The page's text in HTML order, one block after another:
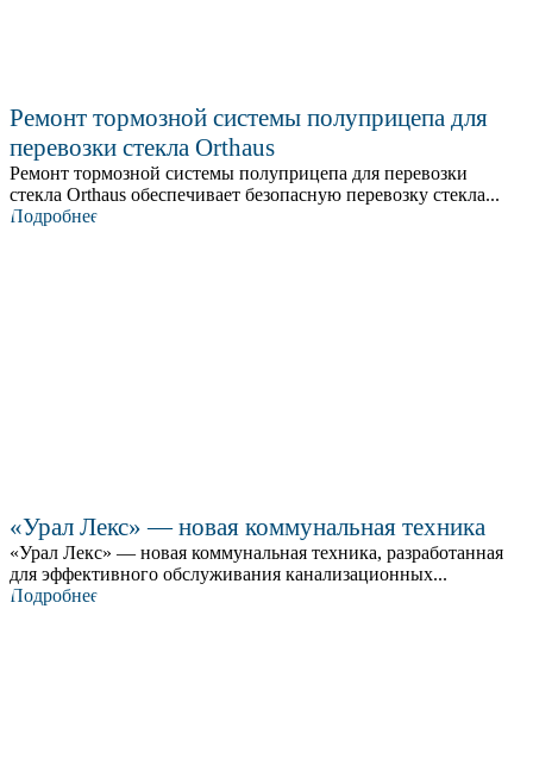
Ремонт тормозной системы полуприцепа для
перевозки стекла Orthaus
Ремонт тормозной системы полуприцепа для перевозки
стекла Orthaus обеспечивает безопасную перевозку стекла...
Подробнее
«Урал Лекс» — новая коммунальная техника
«Урал Лекс» — новая коммунальная техника, разработанная
для эффективного обслуживания канализационных...
Подробнее